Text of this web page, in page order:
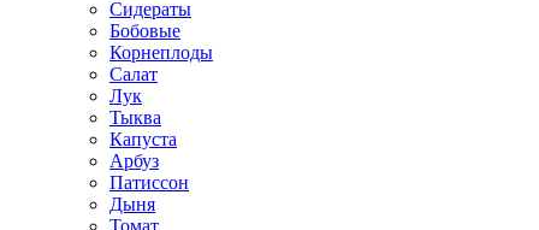
Сидераты
Бобовые
Корнеплоды
Салат
Лук
Тыква
Капуста
Арбуз
Патиссон
Дыня
Томат